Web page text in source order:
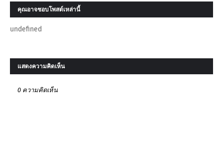
คุณอาจชอบโพสต์เหล่านี้
undefined
แสดงความคิดเห็น
0 ความคิดเห็น